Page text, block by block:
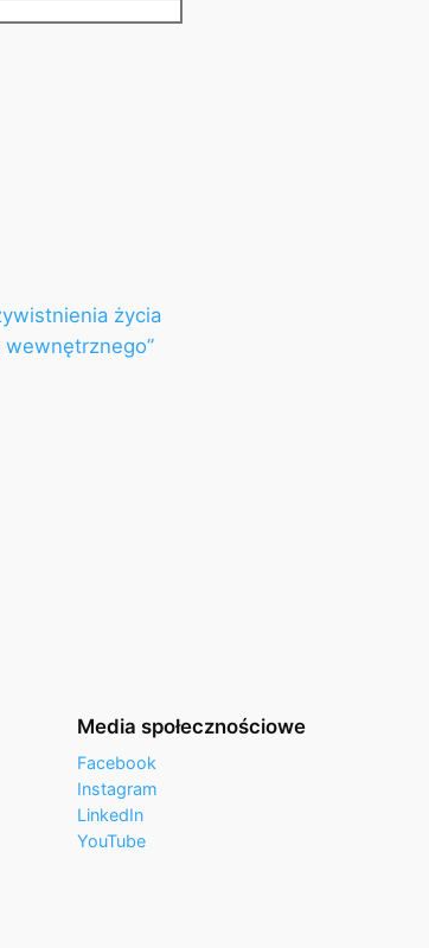
życia
wewnętrznego”
Media społecznościowe
Facebook
Instagram
LinkedIn
YouTube